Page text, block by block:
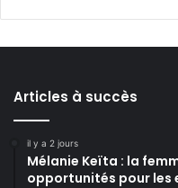
Articles à succès
il y a 2 jours
Mélanie Keïta : la
opportunités pour les